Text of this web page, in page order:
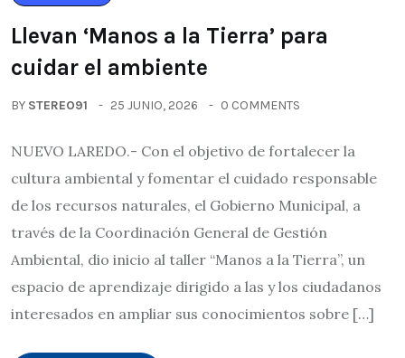
Llevan ‘Manos a la Tierra’ para
cuidar el ambiente
BY STEREO91 25 JUNIO, 2026 0 COMMENTS
NUEVO LAREDO.- Con el objetivo de fortalecer la
cultura ambiental y fomentar el cuidado responsable
de los recursos naturales, el Gobierno Municipal, a
través de la Coordinación General de Gestión
Ambiental, dio inicio al taller “Manos a la Tierra”, un
espacio de aprendizaje dirigido a las y los ciudadanos
interesados en ampliar sus conocimientos sobre […]